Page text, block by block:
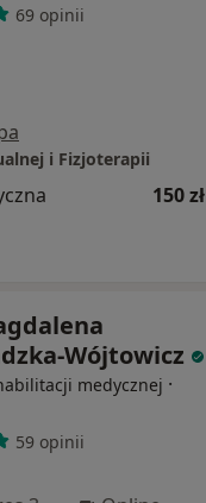
69 opinii
i Fizjoterapii
150 zł
Wójtowicz
medycznej ·
59 opinii